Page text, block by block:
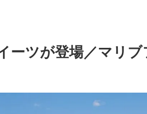
ーツが登場／マリ